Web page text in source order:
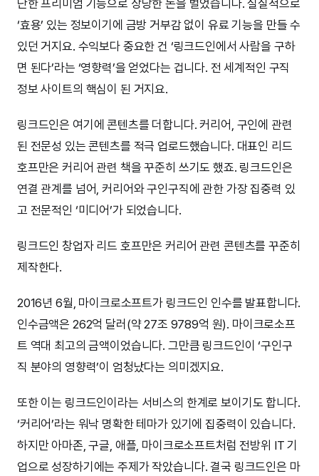
단한 프리미엄 기능으로 상당한 돈을 벌었습니다. 실질적으로
‘효용’ 있는 정보이기에 금방 거부감 없이 유료 기능을 만들 수
있던 거지요. 수익보다 중요한 건 ‘링크드인에서 사람을 구하
면 된다’라는 ‘영향력’을 얻었다는 겁니다. 전 세계적인 구직
정보 사이트의 핵심이 된 거지요.
링크드인은 여기에 콘텐츠를 더합니다. 커리어, 구인에 관련
된 전문성 있는 콘텐츠를 적극 업로드했습니다. 대표인 리드
호프만은 커리어 관련 책을 꾸준히 쓰기도 했죠. 링크드인은
연결 관계를 넘어, 커리어와 구인구직에 관한 가장 집중력 있
고 전문적인 ‘미디어’가 되었습니다.
링크드인 창업자 리드 호프만은 커리어 관련 콘텐츠를 꾸준히
제작한다.
2016년 6월, 마이크로소프트가 링크드인 인수를 발표합니다.
인수금액은 262억 달러(약 27조 9789억 원). 마이크로소프
트 역대 최고의 금액이었습니다. 그만큼 링크드인이 ‘구인구
직 분야의 영향력’이 엄청났다는 의미겠지요.
또한 이는 링크드인이라는 서비스의 한계로 보이기도 합니다.
‘커리어’라는 워낙 명확한 테마가 있기에 집중력이 있습니다.
하지만 아마존, 구글, 애플, 마이크로소프트처럼 전방위 IT 기
업으로 성장하기에는 주제가 작았습니다. 결국 링크드인은 마